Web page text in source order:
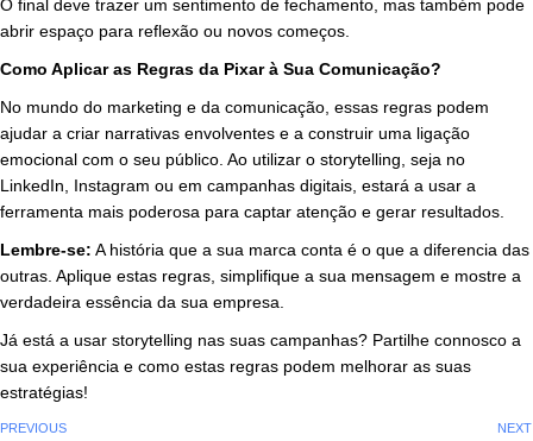
O final deve trazer um sentimento de fechamento, mas também pode
abrir espaço para reflexão ou novos começos.
Como Aplicar as Regras da Pixar à Sua Comunicação?
No mundo do marketing e da comunicação, essas regras podem
ajudar a criar narrativas envolventes e a construir uma ligação
emocional com o seu público. Ao utilizar o storytelling, seja no
LinkedIn, Instagram ou em campanhas digitais, estará a usar a
ferramenta mais poderosa para captar atenção e gerar resultados.
Lembre-se: A história que a sua marca conta é o que a diferencia das
outras. Aplique estas regras, simplifique a sua mensagem e mostre a
verdadeira essência da sua empresa.
Já está a usar storytelling nas suas campanhas? Partilhe connosco a
sua experiência e como estas regras podem melhorar as suas
estratégias!
PREVIOUS NEXT